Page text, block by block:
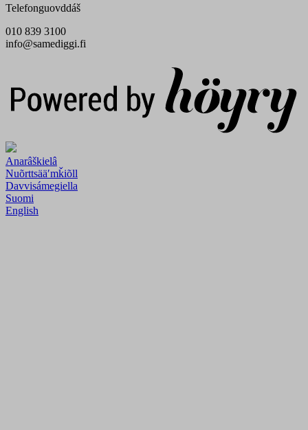
Telefonguovddáš
010 839 3100
info@samediggi.fi
Anarâškielâ
Nuõrttsääʹmǩiõll
Davvisámegiella
Suomi
English